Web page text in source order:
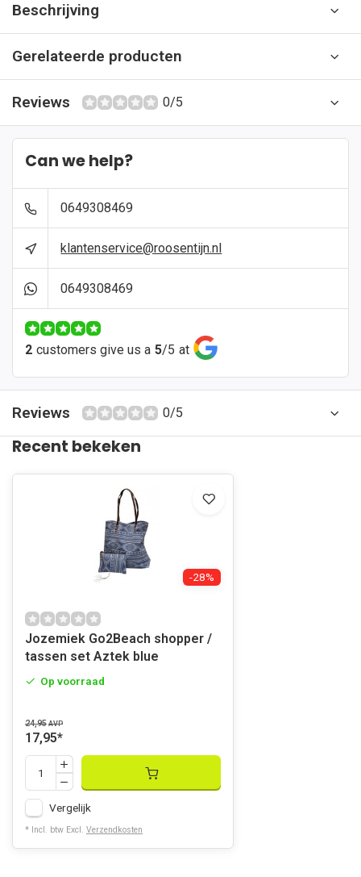
Beschrijving
Gerelateerde producten
Reviews 0/5
Can we help?
0649308469
klantenservice@roosentijn.nl
0649308469
2 customers give us a 5/5 at
Reviews 0/5
Recent bekeken
-28%
Jozemiek Go2Beach shopper /
tassen set Aztek blue
Op voorraad
24,95 AVP
17,95*
Vergelijk
* Incl. btw Excl. Verzendkosten